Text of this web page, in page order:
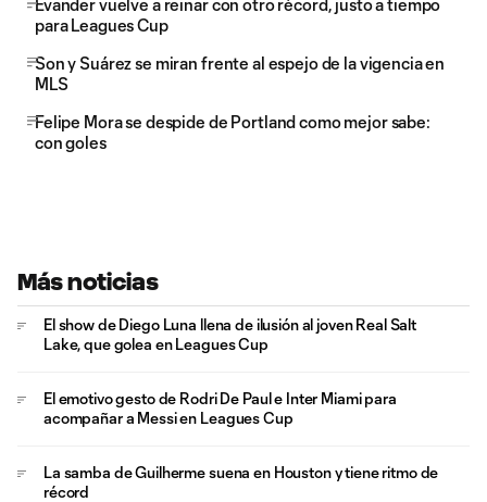
Evander vuelve a reinar con otro récord, justo a tiempo
para Leagues Cup
Son y Suárez se miran frente al espejo de la vigencia en
MLS
Felipe Mora se despide de Portland como mejor sabe:
con goles
Más noticias
El show de Diego Luna llena de ilusión al joven Real Salt
Lake, que golea en Leagues Cup
El emotivo gesto de Rodri De Paul e Inter Miami para
acompañar a Messi en Leagues Cup
La samba de Guilherme suena en Houston y tiene ritmo de
récord